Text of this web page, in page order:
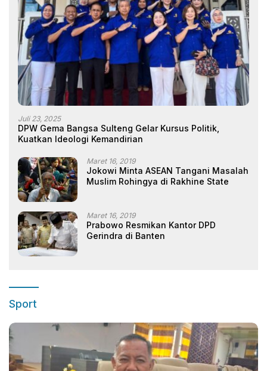
Juli 23, 2025
DPW Gema Bangsa Sulteng Gelar Kursus Politik,
Kuatkan Ideologi Kemandirian
Maret 16, 2019
Jokowi Minta ASEAN Tangani Masalah
Muslim Rohingya di Rakhine State
Maret 16, 2019
Prabowo Resmikan Kantor DPD
Gerindra di Banten
Sport